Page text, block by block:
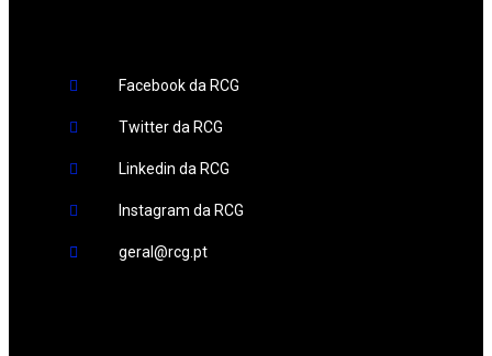
Facebook da RCG
Twitter da RCG
Linkedin da RCG
Instagram da RCG
geral@rcg.pt